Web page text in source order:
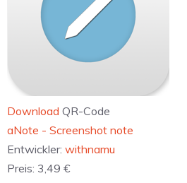
Download QR-Code
‎aNote - Screenshot note
Entwickler: withnamu
Preis: 3,49 €